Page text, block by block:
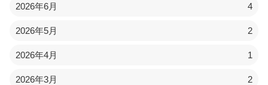
2026年6月 4
2026年5月 2
2026年4月 1
2026年3月 2